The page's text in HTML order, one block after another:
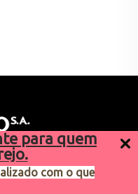
para quem
com o que